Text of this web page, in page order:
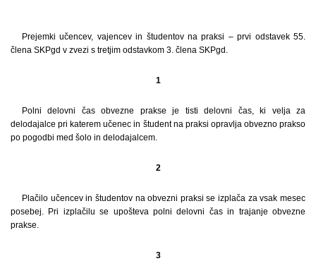
Prejemki učencev, vajencev in študentov na praksi – prvi odstavek 55.
člena SKPgd v zvezi s tretjim odstavkom 3. člena SKPgd.
1
Polni delovni čas obvezne prakse je tisti delovni čas, ki velja za
delodajalce pri katerem učenec in študent na praksi opravlja obvezno prakso
po pogodbi med šolo in delodajalcem.
2
Plačilo učencev in študentov na obvezni praksi se izplača za vsak mesec
posebej. Pri izplačilu se upošteva polni delovni čas in trajanje obvezne
prakse.
3